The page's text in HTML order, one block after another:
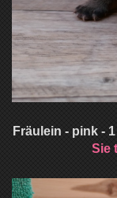
Fräulein - pink -
Sie